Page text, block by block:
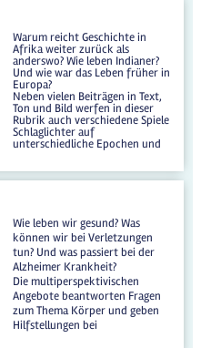
Warum reicht Geschichte in
Afrika weiter zurück als
anderswo? Wie leben Indianer?
Und wie war das Leben früher in
Europa?
Neben vielen Beiträgen in Text,
Ton und Bild werfen in dieser
Rubrik auch verschiedene Spiele
Schlaglichter auf
unterschiedliche Epochen und
Wie leben wir gesund? Was
können wir bei Verletzungen
tun? Und was passiert bei der
Alzheimer Krankheit?
Die multiperspektivischen
Angebote beantworten Fragen
zum Thema Körper und geben
Hilfstellungen bei